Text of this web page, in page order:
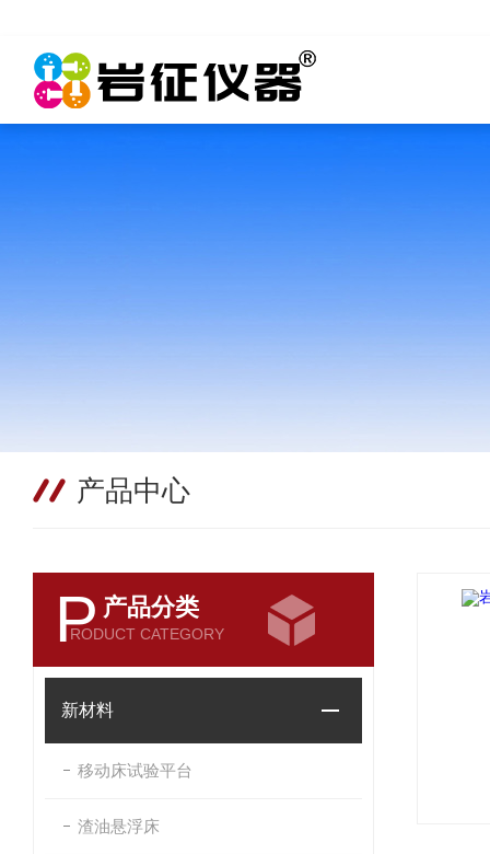
产品中心
P 产品分类
RODUCT CATEGORY
新材料
移动床试验平台
渣油悬浮床